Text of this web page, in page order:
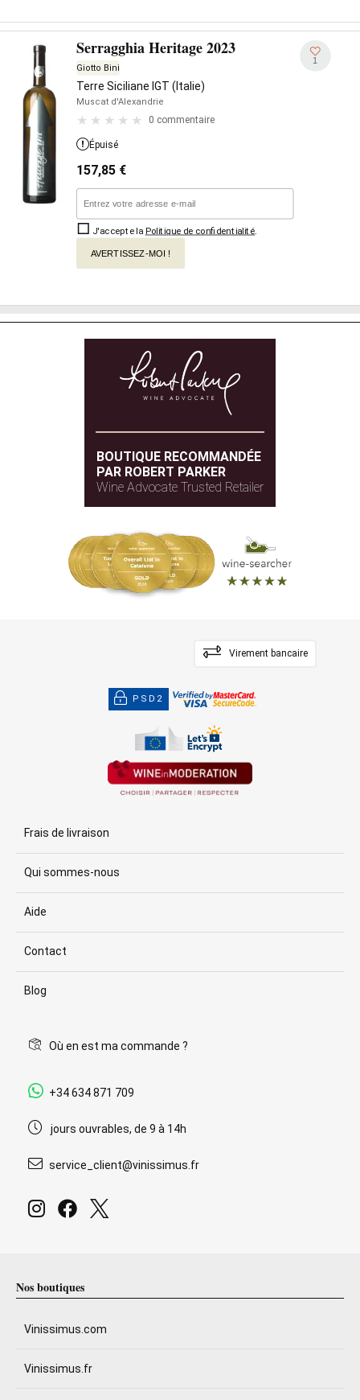
Serragghia Heritage 2023
Giotto Bini
Terre Siciliane IGT (Italie)
Muscat d'Alexandrie
0 commentaire
1
Épuisé
157,85 €
J'accepte la Politique de confidentialité
AVERTISSEZ-MOI !
BOUTIQUE RECOMMANDÉE
PAR ROBERT PARKER
Wine Advocate Trusted Retailer
Virement bancaire
PSD2
Frais de livraison
Qui sommes-nous
Aide
Contact
Blog
Où en est ma commande ?
+34 634 871 709
jours ouvrables, de 9 à 14h
service_client@vinissimus.fr
Nos boutiques
Vinissimus.com
Vinissimus.fr